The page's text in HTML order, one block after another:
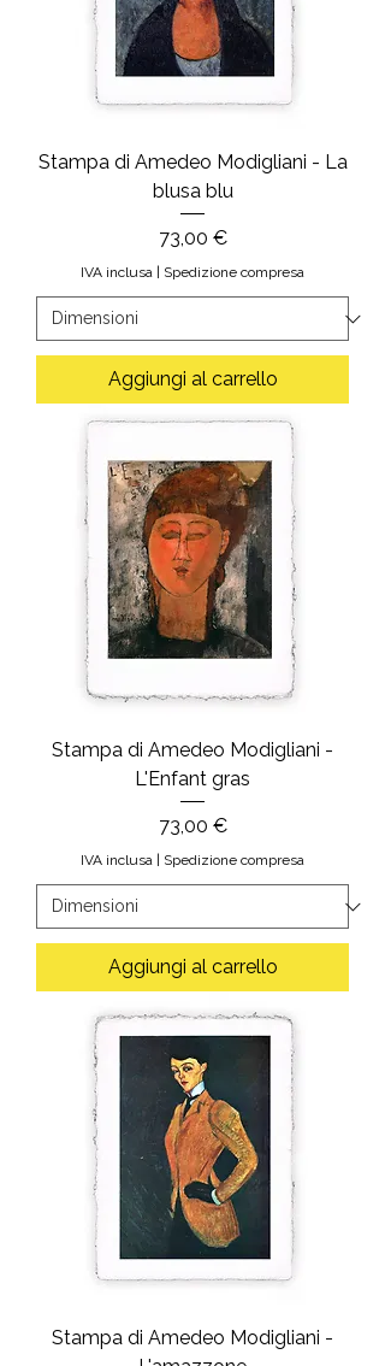
Stampa di Amedeo Modigliani - La
blusa blu
Prezzo
73,00 €
IVA inclusa Spedizione compresa
Aggiungi al carrello
Stampa di Amedeo Modigliani -
L'Enfant gras
Prezzo
73,00 €
IVA inclusa Spedizione compresa
Aggiungi al carrello
Stampa di Amedeo Modigliani -